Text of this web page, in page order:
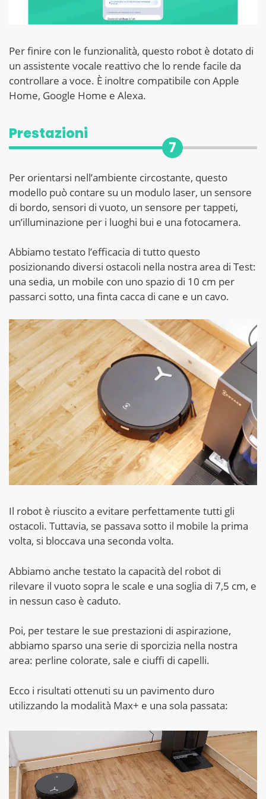
Per finire con le funzionalità, questo robot è dotato di
un assistente vocale reattivo che lo rende facile da
controllare a voce. È inoltre compatibile con Apple
Home, Google Home e Alexa.
Prestazioni
7
Per orientarsi nell’ambiente circostante, questo
modello può contare su un modulo laser, un sensore
di bordo, sensori di vuoto, un sensore per tappeti,
un’illuminazione per i luoghi bui e una fotocamera.
Abbiamo testato l’efficacia di tutto questo
posizionando diversi ostacoli nella nostra area di Test:
una sedia, un mobile con uno spazio di 10 cm per
passarci sotto, una finta cacca di cane e un cavo.
Il robot è riuscito a evitare perfettamente tutti gli
ostacoli. Tuttavia, se passava sotto il mobile la prima
volta, si bloccava una seconda volta.
Abbiamo anche testato la capacità del robot di
rilevare il vuoto sopra le scale e una soglia di 7,5 cm, e
in nessun caso è caduto.
Poi, per testare le sue prestazioni di aspirazione,
abbiamo sparso una serie di sporcizia nella nostra
area: perline colorate, sale e ciuffi di capelli.
Ecco i risultati ottenuti su un pavimento duro
utilizzando la modalità Max+ e una sola passata: